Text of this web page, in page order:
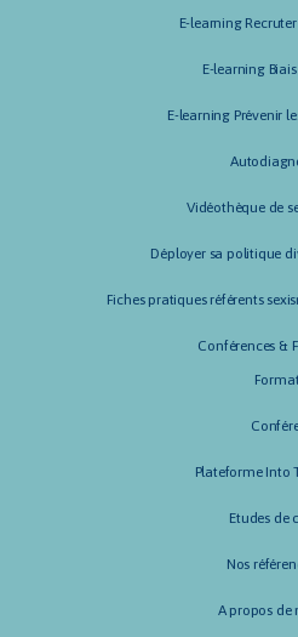
E-learning
E-learning
E-learning Prévenir
Vidéothèque de
Déployer sa politique
Fiches pratiques référents
Conférences &
Plateforme Into
Etudes de
Nos
A propos de